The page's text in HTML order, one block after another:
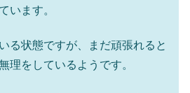
います。
る状態ですが、まだ頑張れると
理をしているようです。